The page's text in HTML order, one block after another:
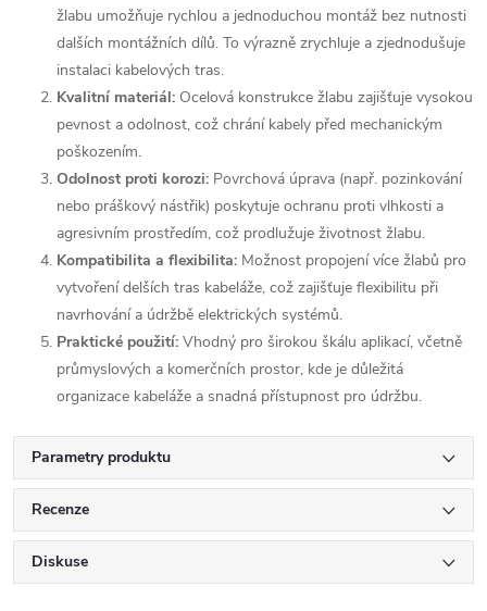
žlabu umožňuje rychlou a jednoduchou montáž bez nutnosti
dalších montážních dílů. To výrazně zrychluje a zjednodušuje
instalaci kabelových tras.
Kvalitní materiál: Ocelová konstrukce žlabu zajišťuje vysokou
pevnost a odolnost, což chrání kabely před mechanickým
poškozením.
Odolnost proti korozi: Povrchová úprava (např. pozinkování
nebo práškový nástřik) poskytuje ochranu proti vlhkosti a
agresivním prostředím, což prodlužuje životnost žlabu.
Kompatibilita a flexibilita: Možnost propojení více žlabů pro
vytvoření delších tras kabeláže, což zajišťuje flexibilitu při
navrhování a údržbě elektrických systémů.
Praktické použití: Vhodný pro širokou škálu aplikací, včetně
průmyslových a komerčních prostor, kde je důležitá
organizace kabeláže a snadná přístupnost pro údržbu.
Parametry produktu
Recenze
Diskuse